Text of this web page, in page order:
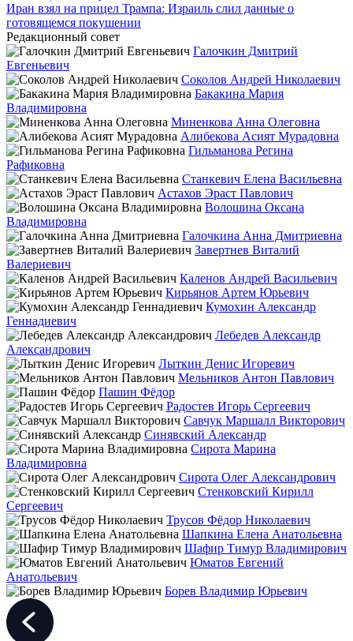
Иран взял на прицел Трампа: Израиль слил данные о
готовящемся покушении
Редакционный совет
Галочкин Дмитрий
Евгеньевич
Соколов Андрей Николаевич
Бакакина Мария
Владимировна
Миненкова Анна Олеговна
Алибекова Асият Мурадовна
Гильманова Регина
Рафиковна
Станкевич Елена Васильевна
Астахов Эраст Павлович
Волошина Оксана
Владимировна
Галочкина Анна Дмитриевна
Завертнев Виталий
Валериевич
Каленов Андрей Васильевич
Кирьянов Артем Юрьевич
Кумохин Александр
Геннадиевич
Лебедев Александр
Александрович
Лыткин Денис Игоревич
Мельников Антон Павлович
Пашин Фёдор
Радостев Игорь Сергеевич
Савчук Маршалл Викторович
Синявский Александр
Сирота Марина
Владимировна
Сирота Олег Александрович
Стенковский Кирилл
Сергеевич
Трусов Фёдор Николаевич
Шапкина Елена Анатольевна
Шафир Тимур Владимирович
Юматов Евгений
Анатольевич
Борев Владимир Юрьевич